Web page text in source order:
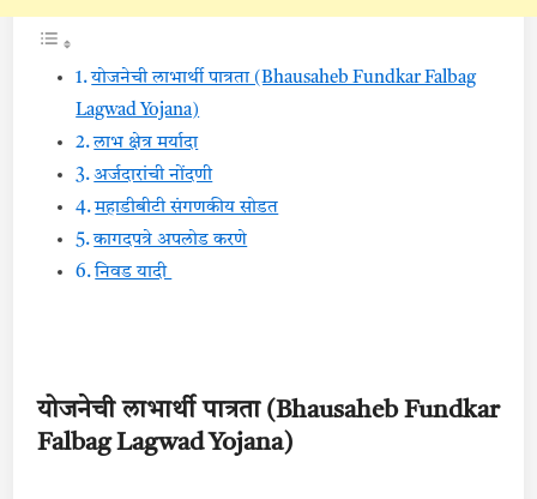
योजनेची लाभार्थी पात्रता (Bhausaheb Fundkar Falbag
Lagwad Yojana)
लाभ क्षेत्र मर्यादा
अर्जदारांची नोंदणी
महाडीबीटी संगणकीय सोडत
कागदपत्रे अपलोड करणे
निवड यादी
योजनेची लाभार्थी पात्रता (Bhausaheb Fundkar
Falbag Lagwad Yojana)